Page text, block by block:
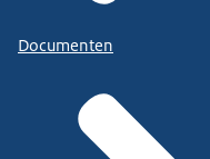
Documenten